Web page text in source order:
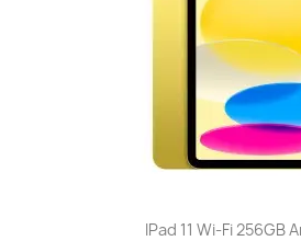
IPad 11 Wi-Fi 256GB